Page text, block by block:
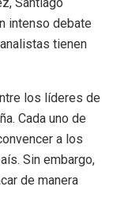
intenso debate
tienen
los líderes de
Cada uno de
a los
Sin embargo,
de manera